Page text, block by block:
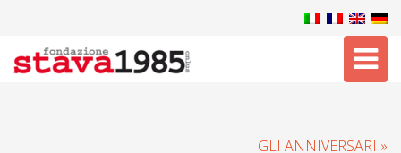
GLI ANNIVERSARI »